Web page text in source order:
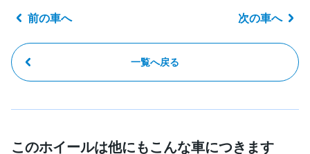
前の車へ
一覧へ戻る
次の車へ
このホイールは他にもこんな車につきます